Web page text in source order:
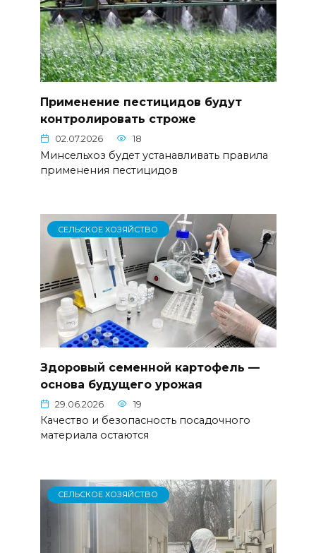
Применение пестицидов будут
контролировать строже
02.07.2026 18
Минсельхоз будет устанавливать правила
применения пестицидов
СЕЛЬСКОЕ ХОЗЯЙСТВО
Здоровый семенной картофель —
основа будущего урожая
29.06.2026 19
Качество и безопасность посадочного
материала остаются
СЕЛЬСКОЕ ХОЗЯЙСТВО